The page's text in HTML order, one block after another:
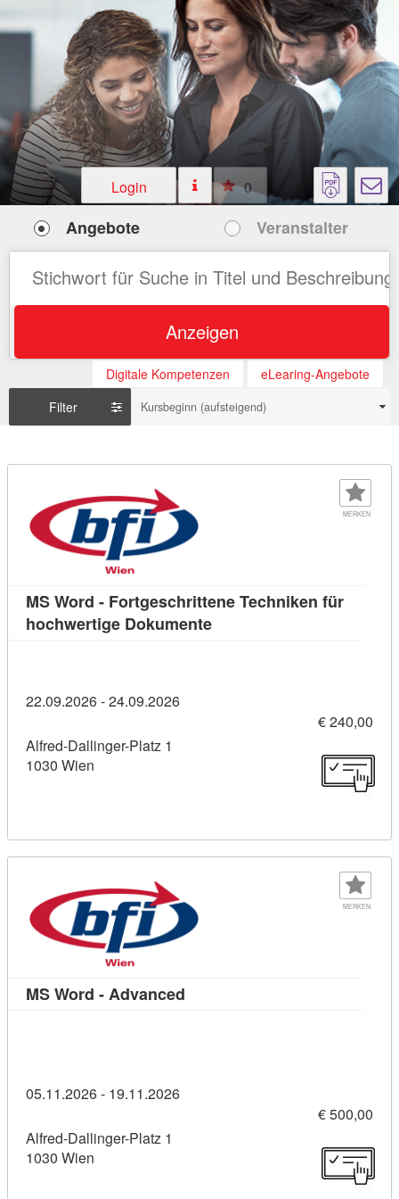
Login 0
Angebote Veranstalter
Anzeigen
Digitale Kompetenzen
eLearing-Angebote
Filter
Kursbeginn (aufsteigend)
MERKEN
MS Word - Fortgeschrittene Techniken für
hochwertige DokumenteKursdetail: MS Word -
22.09.2026 - 24.09.2026
€ 240,00
Alfred-Dallinger-Platz 1
1030 Wien
MERKEN
MS Word - Advanced
05.11.2026 - 19.11.2026
€ 500,00
Alfred-Dallinger-Platz 1
1030 Wien